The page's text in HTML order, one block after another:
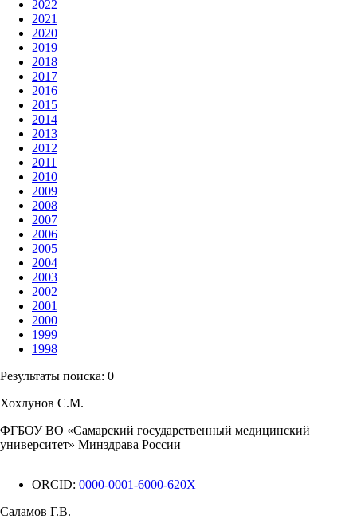
2022
2021
2020
2019
2018
2017
2016
2015
2014
2013
2012
2011
2010
2009
2008
2007
2006
2005
2004
2003
2002
2001
2000
1999
1998
Результаты поиска: 0
Хохлунов С.М.
ФГБОУ ВО «Самарский государственный медицинский
университет» Минздрава России
ORCID: 0000-0001-6000-620X
Саламов Г.В.